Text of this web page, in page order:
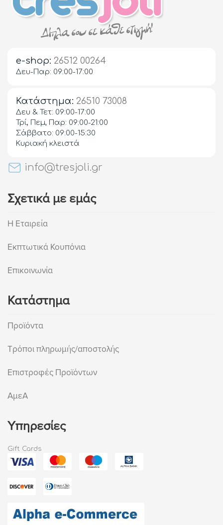
e-shop: 26512 00264
Δευ-Παρ: 09:00-17:00
Κατάστημα: 26510 73008
Δευ & Τετ: 09:00-17:00
Τρί, Πεμ, Παρ: 09:00-21:00
Σάββατο: 09:00-15:30
Κυριακή κλειστά
info@tresjoli.gr
Σχετικά με εμάς
Η Εταιρεία
Εκπτωτικά Κουπόνια
Επικοινωνία
Κατάστημα
Προϊόντα
Τρόποι πληρωμής/αποστολής
Επιστροφές Προϊόντων
ΑμεΑ
Υπηρεσίες
Gift Cards